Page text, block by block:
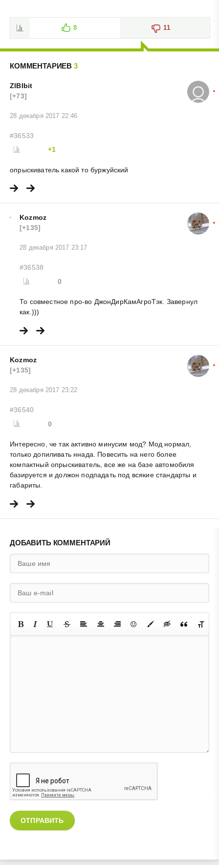
8 11
КОММЕНТАРИЕВ 3
ZIBIbit
[+73]
28 декабря 2017 22:46
#36533
+1
опрыскиватель какой то буржуйский
Kozmoz
[+135]
28 декабря 2017 23:17
#36538
0
То совместное про-во ДжонДирКамАгроТэк. Завернул
как.)))
Kozmoz
[+135]
28 декабря 2017 23:22
#36540
0
Интересно, че так активно минусим мод? Мод нормал,
только допиливать ннада. Повесить на него более
компактный опрыскиватель, все же на базе автомобиля
базируется и должон подпадать под всякие стандарты и
габариты.
ДОБАВИТЬ КОММЕНТАРИЙ
ОТПРАВИТЬ